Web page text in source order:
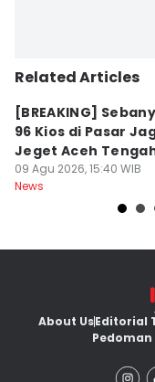
Related Articles
[BREAKING]
96 Kios di Pasar
Jeget Aceh
Terbakar
09 Agu 2026, 15:40 WIB
News
About UsEditorial
Pedoman